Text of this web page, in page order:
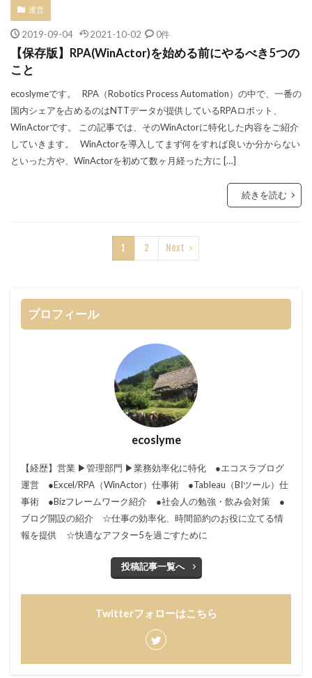
運営
2019-09-04 2021-10-02 0件
【保存版】RPA(WinActor)を始める前にやるべき5つの
こと
ecoslymeです。 RPA（Robotics Process Automation）の中で、一番の
国内シェアを占めるのはNTTデータが提供しているRPAロボット、
WinActorです。 この記事では、そのWinActorに特化した内容をご紹介
していきます。 WinActorを導入してまず何をすれば良いか分からない
といった方や、WinActorを初めて数ヶ月経った方に […]
続きを読む
1 2 Next
プロフィール
ecoslyme
【経歴】営業 ▶︎管理部門 ▶︎業務効率化に特化 ●エコスラブログ
運営 ●Excel/RPA（WinActor）仕事術 ●Tableau（BIツール）仕
事術 ●Bizフレームワーク紹介 ●社会人の勉強・飲み会対策 ●
ブログ開設の紹介 ☆仕事の効率化、時間節約のお役に立てる情
報を提供 ☆快適なアフター5を過ごすために
投稿記事一覧へ
Twitterフォローはこちら